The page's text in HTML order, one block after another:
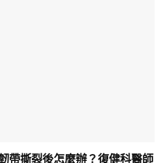
帶撕裂後怎麼辦？復健科醫師